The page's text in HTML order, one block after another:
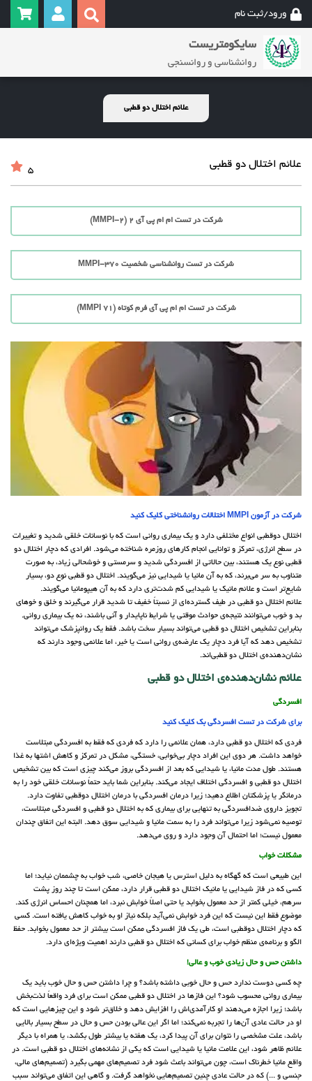
ورود/ثبت نام
سایکومتریست
روانشناسی و روانسنجی
علائم اختلال دو قطبی‌
علائم اختلال دو قطبی‌ 5
شرکت در تست ام ام پی آی 2 (MMPI-2)
شرکت در تست روانشناسی شخصیت MMPI-370
شرکت در تست ام ام پی آی فرم کوتاه (71 MMPI)
شرکت در آزمون MMPI اختلالات روانشناختی کلیک کنید
اختلال دوقطبی انواع مختلفی دارد و یک بیماری روانی است که با نوسانات خلقی شدید و تغییرات
در سطح انرژی، تمرکز و توانایی انجام کارهای روزمره شناخته می‌شود. افرادی که دچار اختلال دو
قطبی نوع یک هستند، بین حالاتی از افسردگی شدید و سرمستی و خوشحالی زیاد، به صورت
متناوب به سر می‌برند، که به آن مانیا یا شیدایی نیز می‌گویند. اختلال دو قطبی نوع دو، بسیار
شایع‌تر است و علائم مانیک یا شیدایی کم شدت‌تری دارد که به آن هیپومانیا می‌گویند.
علائم اختلال دو قطبی در طیف گسترده‌ای از نسبتاً خفیف تا شدید قرار می‌گیرند و خلق و خوهای
بد و خوب می‌توانند نتیجه‌ی حوادث موقتی یا شرایط ناپایدار و آنی باشند، نه یک بیماری روانی.
بنابراین تشخیص اختلال دو قطبی می‌تواند بسیار سخت باشد. فقط یک روانپزشک می‌تواند
تشخیص دهد که آیا فرد دچار یک عارضه‌ی روانی است یا خیر، اما علائمی وجود دارند که
نشان‌دهنده‌ی اختلال دو قطبی‌اند.
علائم نشان‌دهنده‌ی اختلال دو قطبی‌
افسردگی
برای شرکت در تست افسردگی بک کلیک کنید
فردی که اختلال دو قطبی دارد، همان علائمی را دارد که فردی که فقط به افسردگی مبتلاست
خواهد داشت. هر دوی این افراد دچار بی‌خوابی، خستگی، مشکل در تمرکز و کاهش اشتها به غذا
هستند. طول مدت مانیا، یا شیدایی که بعد از افسردگی بروز می‌کند چیزی است که بین تشخیص
اختلال دو قطبی و افسردگی اختلاف ایجاد می‌کند. بنابراین شما باید حتماً نوسانات خلقی خود را به
درمانگر یا پزشکتان اطلاع دهید؛ زیرا درمان افسردگی با درمان اختلال دوقطبی تفاوت دارد.
تجویز داروی ضدافسردگی به تنهایی برای بیماری که به اختلال دو قطبی و افسردگی مبتلاست،
توصیه نمی‌شود زیرا می‌تواند فرد را به سمت مانیا و شیدایی سوق دهد. البته این اتفاق چندان
معمول نیست؛ اما احتمال آن وجود دارد و روی می‌دهد.
مشکلات خواب
این طبیعی است که گهگاه به دلیل استرس یا هیجان خاصی، شب خواب به چشممان نیاید؛ اما
کسی که در فاز شیدایی یا مانیک اختلال دو قطبی قرار دارد، ممکن است تا چند روز پشت
سرهم، خیلی کمتر از حد معمول بخوابد یا حتی اصلاً خوابش نبرد، اما همچنان احساس انرژی کند.
موضوع فقط این نیست که این فرد خوابش نمی‌آید بلکه نیاز او به خواب کاهش یافته است. کسی
که دچار اختلال دوقطبی است، طی یک فاز افسردگی ممکن است بیشتر از حد معمول بخوابد. حفظ
الگو و برنامه‌ی منظم خواب برای کسانی که اختلال دو قطبی دارند اهمیت ویژه‌ای دارد.
داشتن حس و حال زیادی خوب و عالی!
چه کسی دوست ندارد حس و حال خوبی داشته باشد؟ و چرا داشتن حس و حال خوب باید یک
بیماری روانی محسوب شود؟ این فازها در اختلال دو قطبی ممکن است برای فرد واقعاً لذت‌بخش
باشد؛ زیرا اجازه می‌دهند او کارآمدی‌اش را افزایش دهد و خلاق‌تر شود و این چیزهایی است که
او در حالت عادی آن‌ها را تجربه نمی‌کند؛ اما اگر این عالی بودن حس و حال در سطح بسیار بالایی
باشد، علت مشخصی را نتوان برای آن پیدا کرد، یک هفته یا بیشتر طول بکشد، یا همراه با دیگر
علائم ظاهر شود، این علامت مانیا یا شیدایی است که یکی از نشانه‌های اختلال دو قطبی است. در
واقع مانیا خطرناک است، چون می‌تواند باعث شود فرد تصمیم‌های مهمی بگیرد (تصمیم‌های مالی،
جنسی و ...) که در حالت عادی چنین تصمیم‌هایی نخواهد گرفت. و گاهی این اتفاق می‌تواند سبب